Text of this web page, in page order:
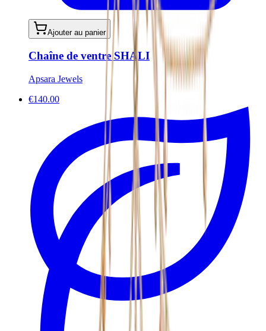
Ajouter au panier
Chaîne de ventre SHALI
Apsara Jewels
€140.00